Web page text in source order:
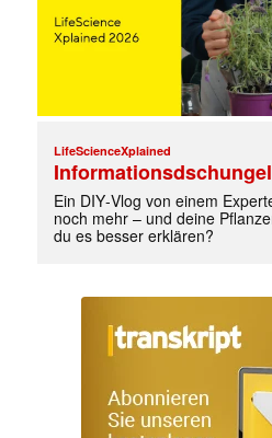
LifeScienceXplained
Ein DIY‑Vlog von einem
noch mehr – und deine
du es besser erklären?